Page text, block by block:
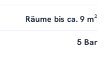
Räume bis ca. 9 m²
5 Bar